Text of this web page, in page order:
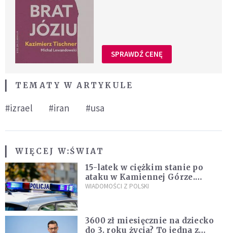
SPRAWDŹ CENĘ
TEMATY W ARTYKULE
#izrael #iran #usa
WIĘCEJ W:ŚWIAT
15-latek w ciężkim stanie po
ataku w Kamiennej Górze.
Policja zatrzymała dwóch
WIADOMOŚCI Z POLSKI
3600 zł miesięcznie na dziecko
do 3. roku życia? To jedna z